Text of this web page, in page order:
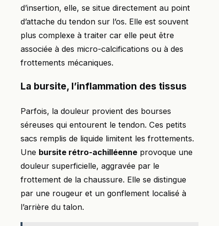
d’insertion, elle, se situe directement au point
d’attache du tendon sur l’os. Elle est souvent
plus complexe à traiter car elle peut être
associée à des micro-calcifications ou à des
frottements mécaniques.
La bursite, l’inflammation des tissus
Parfois, la douleur provient des bourses
séreuses qui entourent le tendon. Ces petits
sacs remplis de liquide limitent les frottements.
Une bursite rétro-achilléenne provoque une
douleur superficielle, aggravée par le
frottement de la chaussure. Elle se distingue
par une rougeur et un gonflement localisé à
l’arrière du talon.